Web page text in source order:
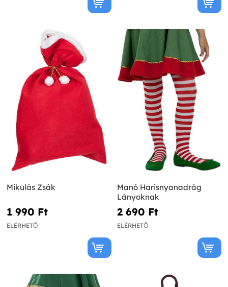
Mikulás Zsák
1 990 Ft‎
ELÉRHETŐ
Manó Harisnyanadrág
Lányoknak
2 690 Ft‎
ELÉRHETŐ